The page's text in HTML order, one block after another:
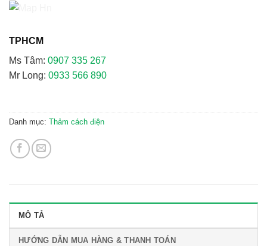
TPHCM
Ms Tâm: 0907 335 267
Mr Long: 0933 566 890
Danh mục: Thảm cách điện
MÔ TẢ
HƯỚNG DẪN MUA HÀNG & THANH TOÁN